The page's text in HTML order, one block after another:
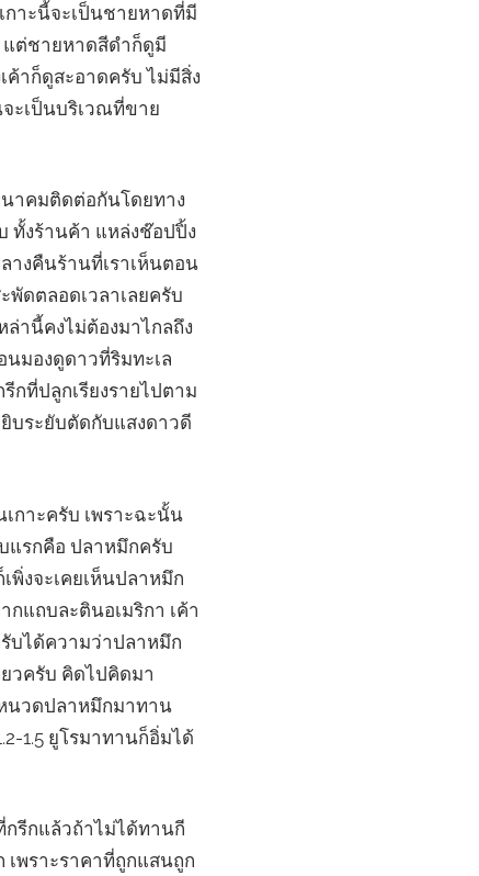
กาะนี้จะเป็นชายหาดที่มี
แต่ชายหาดสีดำก็ดูมี
าก็ดูสะอาดครับ ไม่มีสิ่ง
ะเป็นบริเวณที่ขาย
นาคมติดต่อกันโดยทาง
ทั้งร้านค้า แหล่งช๊อปปิ้ง
างคืนร้านที่เราเห็นตอน
ดตลอดเวลาเลยครับ
ล่านี้คงไม่ต้องมาไกลถึง
มองดูดาวที่ริมทะเล
ที่ปลูกเรียงรายไปตาม
บระยับตัดกับแสงดาวดี
กาะครับ เพราะฉะนั้น
แรกคือ ปลาหมึกครับ
พิ่งจะเคยเห็นปลาหมึก
แถบละตินอเมริกา เค้า
รับได้ความว่าปลาหมึก
วครับ คิดไปคิดมา
นวดปลาหมึกมาทาน
1.5 ยูโรมาทานก็อิ่มได้
รีกแล้วถ้าไม่ได้ทานกี
เพราะราคาที่ถูกแสนถูก